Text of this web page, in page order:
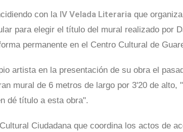
con la IV Velada Literaria que
para elegir el título del mural realizado por
permanente en el Centro Cultural de
artista en la presentación de su obra el
mural de 6 metros de largo por 3'20 de alto,
dé título a esta obra".
Ciudadana que coordina los actos de